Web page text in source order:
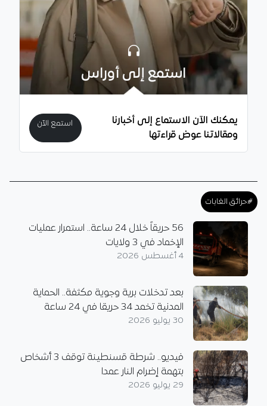
استمع إلى أوراس
يمكنك الآن الاستماع إلى أخبارنا
ومقالاتنا عوض قراءتها
استمع الآن
#حرائق الغابات
56 حريقاً خلال 24 ساعة.. استمرار عمليات
الإخماد في 3 ولايات
4 أغسطس 2026
بعد تدخلات برية وجوية مكثفة.. الحماية
المدنية تخمد 34 حريقا في 24 ساعة
30 يوليو 2026
فيديو.. شرطة قسنطينة توقف 3 أشخاص
بتهمة إضرام النار عمدا
29 يوليو 2026